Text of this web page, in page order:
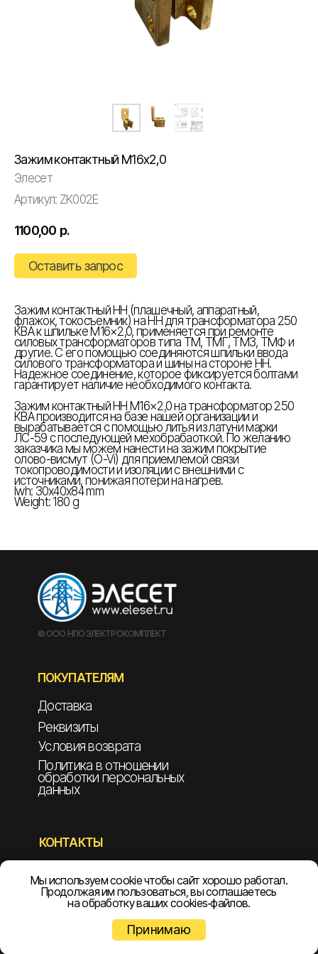
Зажим контактный М16х2,0
Элесет
Артикул: ZK002E
1100,00 р.
Оставить запрос
Зажим контактный НН (плашечный, аппаратный,
флажок, токосъемник) на НН для трансформатора 250
КВА к шпильке М16×2,0, применяется при ремонте
силовых трансформаторов типа ТМ, ТМГ, ТМЗ, ТМФ и
другие. С его помощью соединяются шпильки ввода
силового трансформатора и шины на стороне НН.
Надежное соединение, которое фиксируется болтами
гарантирует наличие необходимого контакта.
Зажим контактный НН М16×2,0 на трансформатор 250
КВА производится на базе нашей организации и
вырабатывается с помощью литья из латуни марки
ЛС-59 с последующей мехобрабaоткой. По желанию
заказчика мы можем нанести на зажим покрытие
олово-висмут (O-Vi) для приемлемой связи
токопроводимости и изоляции с внешними с
источниками, понижая потери на нагрев.
lwh: 30x40x84 mm
Weight: 180 g
© ООО НПО ЭЛЕКТРОКОМПЛЕКТ
ПОКУПАТЕЛЯМ
Доставка
Реквизиты
Условия возврата
Политика в отношении
обработки персональных
данных
КОНТАКТЫ
info@npoelekom.ru
8 800 550-85-91
8 999 199-00-91
Мы используем cookie чтобы сайт хорошо работал.
Продолжая им пользоваться, вы соглашаетесь
на обработку ваших cookies‑файлов.
Принимаю